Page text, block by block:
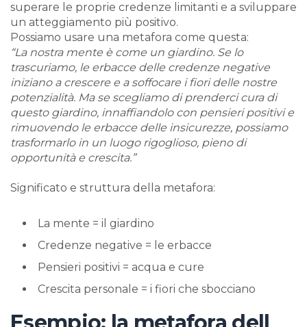
superare le proprie credenze limitanti e a sviluppare
un atteggiamento più positivo.
Possiamo usare una metafora come questa:
“La nostra mente è come un giardino. Se lo
trascuriamo, le erbacce delle credenze negative
iniziano a crescere e a soffocare i fiori delle nostre
potenzialità. Ma se scegliamo di prenderci cura di
questo giardino, innaffiandolo con pensieri positivi e
rimuovendo le erbacce delle insicurezze, possiamo
trasformarlo in un luogo rigoglioso, pieno di
opportunità e crescita.”
Significato e struttura della metafora:
La mente = il giardino
Credenze negative = le erbacce
Pensieri positivi = acqua e cure
Crescita personale = i fiori che sbocciano